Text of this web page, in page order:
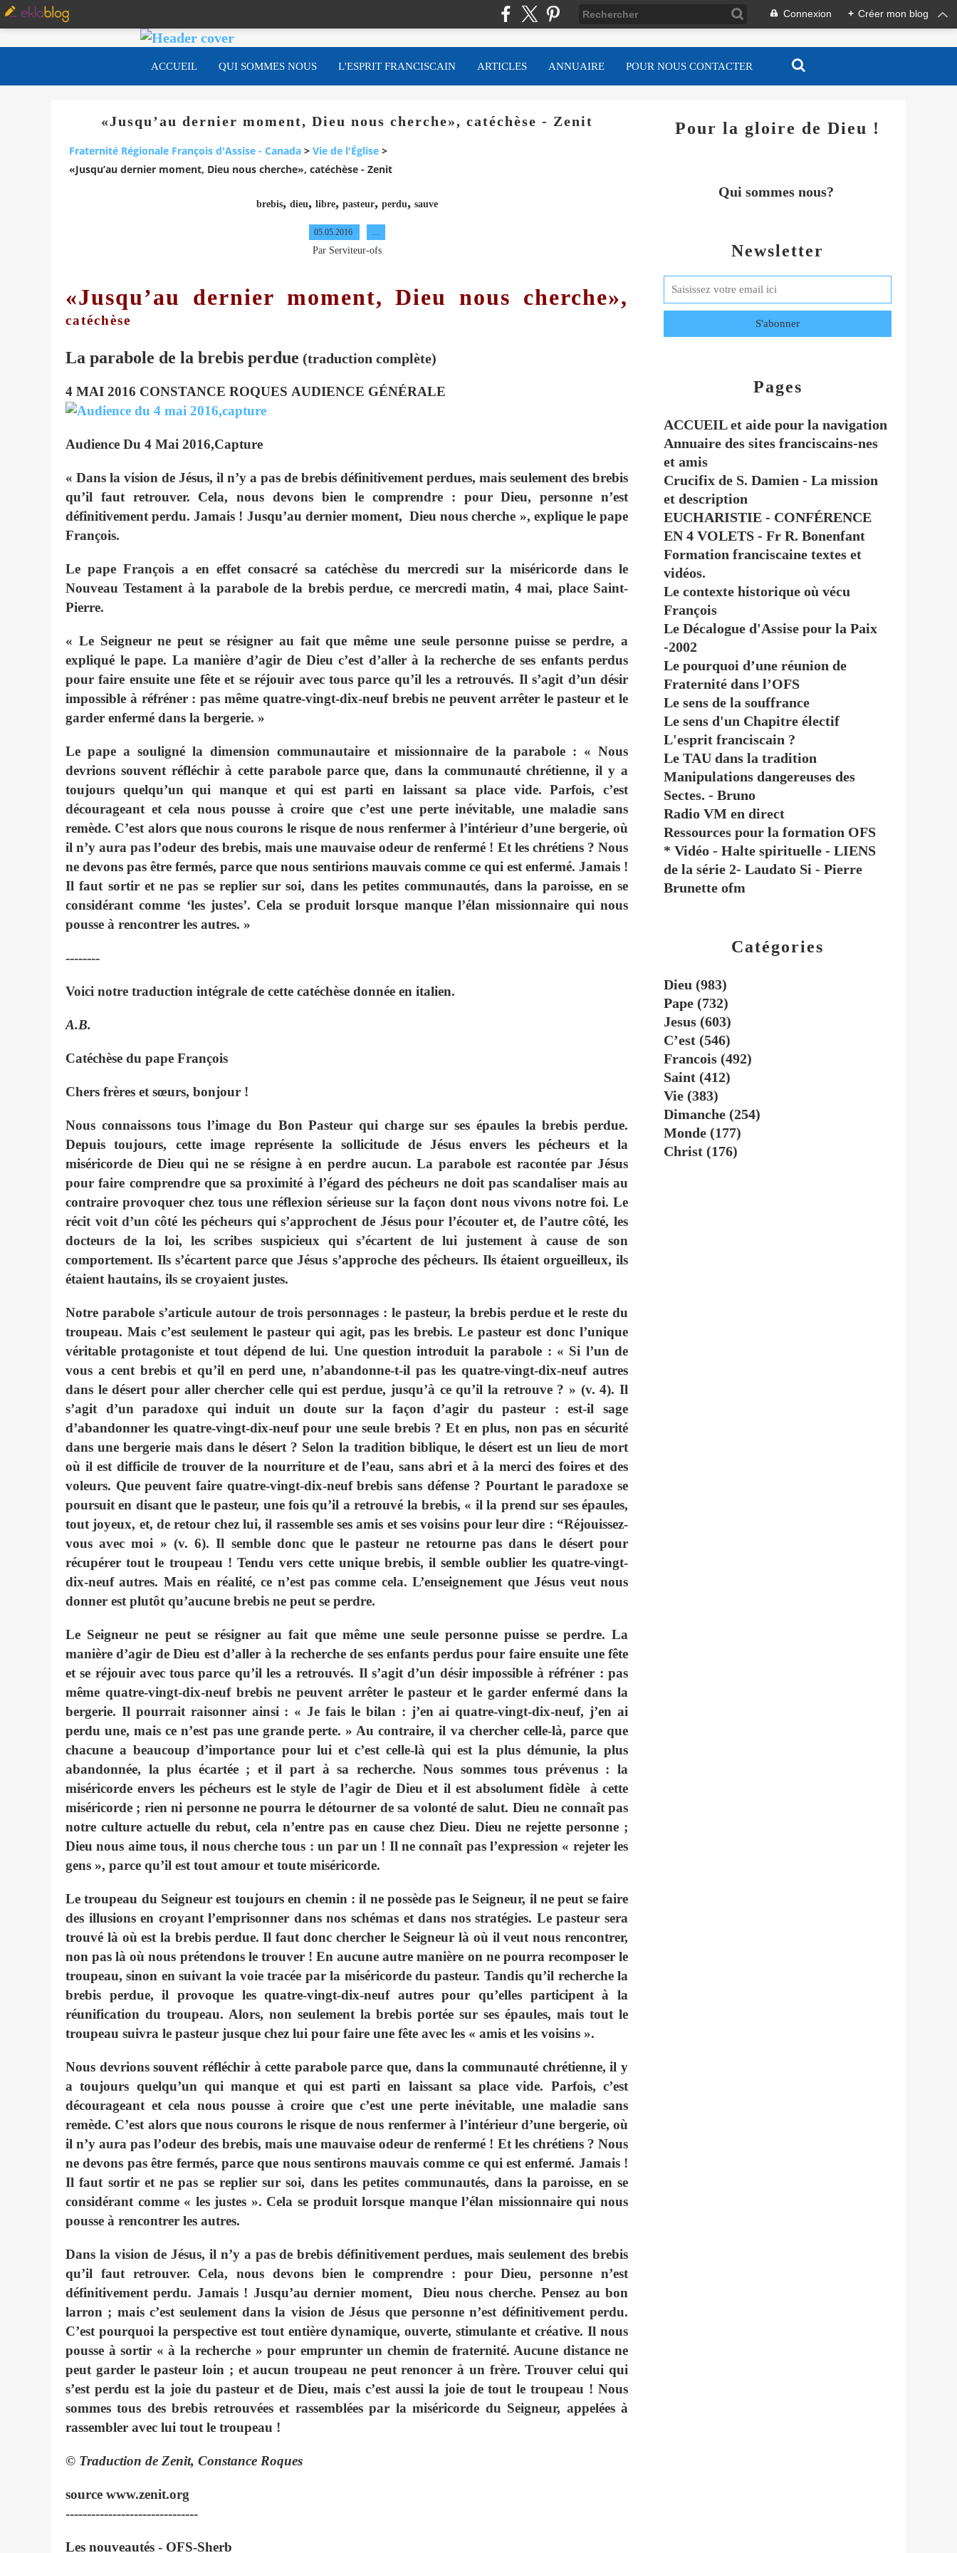
Connexion + Créer mon blog
ACCUEIL QUI SOMMES NOUS L'ESPRIT FRANCISCAIN ARTICLES ANNUAIRE POUR NOUS CONTACTER
«Jusqu’au dernier moment, Dieu nous cherche», catéchèse - Zenit
Fraternité Régionale François d'Assise - Canada > Vie de l'Église >
«Jusqu’au dernier moment, Dieu nous cherche», catéchèse - Zenit
brebis, dieu, libre, pasteur, perdu, sauve
05.05.2016
Par Serviteur-ofs
«Jusqu’au dernier moment, Dieu nous cherche»,
catéchèse
La parabole de la brebis perdue (traduction complète)
4 MAI 2016 CONSTANCE ROQUES AUDIENCE GÉNÉRALE
Audience Du 4 Mai 2016,Capture
« Dans la vision de Jésus, il n’y a pas de brebis définitivement perdues, mais seulement des brebis
qu’il faut retrouver. Cela, nous devons bien le comprendre : pour Dieu, personne n’est
définitivement perdu. Jamais ! Jusqu’au dernier moment, Dieu nous cherche », explique le pape
François.
Le pape François a en effet consacré sa catéchèse du mercredi sur la miséricorde dans le
Nouveau Testament à la parabole de la brebis perdue, ce mercredi matin, 4 mai, place Saint-
Pierre.
« Le Seigneur ne peut se résigner au fait que même une seule personne puisse se perdre, a
expliqué le pape. La manière d’agir de Dieu c’est d’aller à la recherche de ses enfants perdus
pour faire ensuite une fête et se réjouir avec tous parce qu’il les a retrouvés. Il s’agit d’un désir
impossible à réfréner : pas même quatre-vingt-dix-neuf brebis ne peuvent arrêter le pasteur et le
garder enfermé dans la bergerie. »
Le pape a souligné la dimension communautaire et missionnaire de la parabole : « Nous
devrions souvent réfléchir à cette parabole parce que, dans la communauté chrétienne, il y a
toujours quelqu’un qui manque et qui est parti en laissant sa place vide. Parfois, c’est
décourageant et cela nous pousse à croire que c’est une perte inévitable, une maladie sans
remède. C’est alors que nous courons le risque de nous renfermer à l’intérieur d’une bergerie, où
il n’y aura pas l’odeur des brebis, mais une mauvaise odeur de renfermé ! Et les chrétiens ? Nous
ne devons pas être fermés, parce que nous sentirions mauvais comme ce qui est enfermé. Jamais !
Il faut sortir et ne pas se replier sur soi, dans les petites communautés, dans la paroisse, en se
considérant comme ‘les justes’. Cela se produit lorsque manque l’élan missionnaire qui nous
pousse à rencontrer les autres. »
--------
Voici notre traduction intégrale de cette catéchèse donnée en italien.
A.B.
Catéchèse du pape François
Chers frères et sœurs, bonjour !
Nous connaissons tous l’image du Bon Pasteur qui charge sur ses épaules la brebis perdue.
Depuis toujours, cette image représente la sollicitude de Jésus envers les pécheurs et la
miséricorde de Dieu qui ne se résigne à en perdre aucun. La parabole est racontée par Jésus
pour faire comprendre que sa proximité à l’égard des pécheurs ne doit pas scandaliser mais au
contraire provoquer chez tous une réflexion sérieuse sur la façon dont nous vivons notre foi. Le
récit voit d’un côté les pécheurs qui s’approchent de Jésus pour l’écouter et, de l’autre côté, les
docteurs de la loi, les scribes suspicieux qui s’écartent de lui justement à cause de son
comportement. Ils s’écartent parce que Jésus s’approche des pécheurs. Ils étaient orgueilleux, ils
étaient hautains, ils se croyaient justes.
Notre parabole s’articule autour de trois personnages : le pasteur, la brebis perdue et le reste du
troupeau. Mais c’est seulement le pasteur qui agit, pas les brebis. Le pasteur est donc l’unique
véritable protagoniste et tout dépend de lui. Une question introduit la parabole : « Si l’un de
vous a cent brebis et qu’il en perd une, n’abandonne-t-il pas les quatre-vingt-dix-neuf autres
dans le désert pour aller chercher celle qui est perdue, jusqu’à ce qu’il la retrouve ? » (v. 4). Il
s’agit d’un paradoxe qui induit un doute sur la façon d’agir du pasteur : est-il sage
d’abandonner les quatre-vingt-dix-neuf pour une seule brebis ? Et en plus, non pas en sécurité
dans une bergerie mais dans le désert ? Selon la tradition biblique, le désert est un lieu de mort
où il est difficile de trouver de la nourriture et de l’eau, sans abri et à la merci des foires et des
voleurs. Que peuvent faire quatre-vingt-dix-neuf brebis sans défense ? Pourtant le paradoxe se
poursuit en disant que le pasteur, une fois qu’il a retrouvé la brebis, « il la prend sur ses épaules,
tout joyeux, et, de retour chez lui, il rassemble ses amis et ses voisins pour leur dire : “Réjouissez-
vous avec moi » (v. 6). Il semble donc que le pasteur ne retourne pas dans le désert pour
récupérer tout le troupeau ! Tendu vers cette unique brebis, il semble oublier les quatre-vingt-
dix-neuf autres. Mais en réalité, ce n’est pas comme cela. L’enseignement que Jésus veut nous
donner est plutôt qu’aucune brebis ne peut se perdre.
Le Seigneur ne peut se résigner au fait que même une seule personne puisse se perdre. La
manière d’agir de Dieu est d’aller à la recherche de ses enfants perdus pour faire ensuite une fête
et se réjouir avec tous parce qu’il les a retrouvés. Il s’agit d’un désir impossible à réfréner : pas
même quatre-vingt-dix-neuf brebis ne peuvent arrêter le pasteur et le garder enfermé dans la
bergerie. Il pourrait raisonner ainsi : « Je fais le bilan : j’en ai quatre-vingt-dix-neuf, j’en ai
perdu une, mais ce n’est pas une grande perte. » Au contraire, il va chercher celle-là, parce que
chacune a beaucoup d’importance pour lui et c’est celle-là qui est la plus démunie, la plus
abandonnée, la plus écartée ; et il part à sa recherche. Nous sommes tous prévenus : la
miséricorde envers les pécheurs est le style de l’agir de Dieu et il est absolument fidèle à cette
miséricorde ; rien ni personne ne pourra le détourner de sa volonté de salut. Dieu ne connaît pas
notre culture actuelle du rebut, cela n’entre pas en cause chez Dieu. Dieu ne rejette personne ;
Dieu nous aime tous, il nous cherche tous : un par un ! Il ne connaît pas l’expression « rejeter les
gens », parce qu’il est tout amour et toute miséricorde.
Le troupeau du Seigneur est toujours en chemin : il ne possède pas le Seigneur, il ne peut se faire
des illusions en croyant l’emprisonner dans nos schémas et dans nos stratégies. Le pasteur sera
trouvé là où est la brebis perdue. Il faut donc chercher le Seigneur là où il veut nous rencontrer,
non pas là où nous prétendons le trouver ! En aucune autre manière on ne pourra recomposer le
troupeau, sinon en suivant la voie tracée par la miséricorde du pasteur. Tandis qu’il recherche la
brebis perdue, il provoque les quatre-vingt-dix-neuf autres pour qu’elles participent à la
réunification du troupeau. Alors, non seulement la brebis portée sur ses épaules, mais tout le
troupeau suivra le pasteur jusque chez lui pour faire une fête avec les « amis et les voisins ».
Nous devrions souvent réfléchir à cette parabole parce que, dans la communauté chrétienne, il y
a toujours quelqu’un qui manque et qui est parti en laissant sa place vide. Parfois, c’est
décourageant et cela nous pousse à croire que c’est une perte inévitable, une maladie sans
remède. C’est alors que nous courons le risque de nous renfermer à l’intérieur d’une bergerie, où
il n’y aura pas l’odeur des brebis, mais une mauvaise odeur de renfermé ! Et les chrétiens ? Nous
ne devons pas être fermés, parce que nous sentirons mauvais comme ce qui est enfermé. Jamais !
Il faut sortir et ne pas se replier sur soi, dans les petites communautés, dans la paroisse, en se
considérant comme « les justes ». Cela se produit lorsque manque l’élan missionnaire qui nous
pousse à rencontrer les autres.
Dans la vision de Jésus, il n’y a pas de brebis définitivement perdues, mais seulement des brebis
qu’il faut retrouver. Cela, nous devons bien le comprendre : pour Dieu, personne n’est
définitivement perdu. Jamais ! Jusqu’au dernier moment, Dieu nous cherche. Pensez au bon
larron ; mais c’est seulement dans la vision de Jésus que personne n’est définitivement perdu.
C’est pourquoi la perspective est tout entière dynamique, ouverte, stimulante et créative. Il nous
pousse à sortir « à la recherche » pour emprunter un chemin de fraternité. Aucune distance ne
peut garder le pasteur loin ; et aucun troupeau ne peut renoncer à un frère. Trouver celui qui
s’est perdu est la joie du pasteur et de Dieu, mais c’est aussi la joie de tout le troupeau ! Nous
sommes tous des brebis retrouvées et rassemblées par la miséricorde du Seigneur, appelées à
rassembler avec lui tout le troupeau !
© Traduction de Zenit, Constance Roques
source www.zenit.org
-------------------------------
Les nouveautés - OFS-Sherb
Newsletter
Catégories
Dieu (983)
Pape (732)
Jesus (603)
C’est (546)
Francois (492)
Saint (412)
Vie (383)
Dimanche (254)
Monde (177)
Christ (176)
Pages
ACCUEIL et aide pour la navigation
Annuaire des sites franciscains-nes
et amis
Crucifix de S. Damien - La mission
et description
EUCHARISTIE - CONFÉRENCE
EN 4 VOLETS - Fr R. Bonenfant
Formation franciscaine textes et
vidéos.
Le contexte historique où vécu
François
Le Décalogue d'Assise pour la Paix
-2002
Le pourquoi d’une réunion de
Fraternité dans l’OFS
Le sens de la souffrance
Le sens d'un Chapitre électif
L'esprit franciscain ?
Le TAU dans la tradition
Manipulations dangereuses des
Sectes. - Bruno
Radio VM en direct
Ressources pour la formation OFS
* Vidéo - Halte spirituelle - LIENS
de la série 2- Laudato Si - Pierre
Brunette ofm
Pour la gloire de Dieu !
Qui sommes nous?